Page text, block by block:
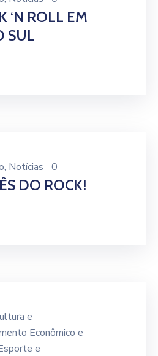
‘N ROLL EM
SUL
‚ Notícias 0
DO ROCK!
e
Econômico e
e